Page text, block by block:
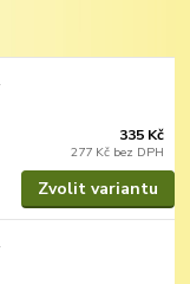
335 Kč
277 Kč bez DPH
Zvolit variantu